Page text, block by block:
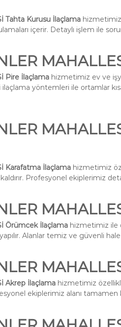
Tahta Kurusu İlaçlama
içerir. Detaylı işlem ile
Pire İlaçlama hizmetimiz ev ve
yöntemleri ile ortamlar
Karafatma İlaçlama hizmetimiz
Profesyonel ekiplerimiz
Örümcek İlaçlama hizmetimiz ile
Alanlar temiz ve güvenli
Akrep İlaçlama hizmetimiz
ekiplerimiz alanı tamamen